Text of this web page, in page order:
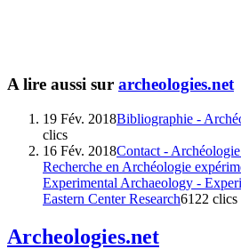
A lire aussi sur archeologies.net
19 Fév. 2018Bibliographie -
clics
16 Fév. 2018Contact -
Recherche en Archéologie
Experimental Archaeology -
Eastern Center Research6122 clics
Archeologies.net